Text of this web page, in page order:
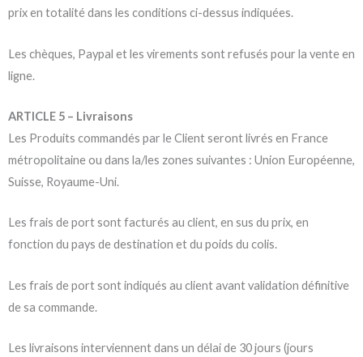
prix en totalité dans les conditions ci-dessus indiquées.
Les chèques, Paypal et les virements sont refusés pour la vente en
ligne.
ARTICLE 5 – Livraisons
Les Produits commandés par le Client seront livrés en France
métropolitaine ou dans la/les zones suivantes : Union Européenne,
Suisse, Royaume-Uni.
Les frais de port sont facturés au client, en sus du prix, en
fonction du pays de destination et du poids du colis.
Les frais de port sont indiqués au client avant validation définitive
de sa commande.
Les livraisons interviennent dans un délai de 30 jours (jours